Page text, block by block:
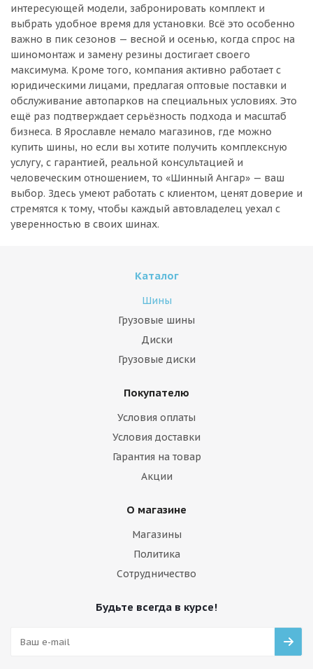
интересующей модели, забронировать комплект и
выбрать удобное время для установки. Всё это особенно
важно в пик сезонов — весной и осенью, когда спрос на
шиномонтаж и замену резины достигает своего
максимума. Кроме того, компания активно работает с
юридическими лицами, предлагая оптовые поставки и
обслуживание автопарков на специальных условиях. Это
ещё раз подтверждает серьёзность подхода и масштаб
бизнеса. В Ярославле немало магазинов, где можно
купить шины, но если вы хотите получить комплексную
услугу, с гарантией, реальной консультацией и
человеческим отношением, то «Шинный Ангар» — ваш
выбор. Здесь умеют работать с клиентом, ценят доверие и
стремятся к тому, чтобы каждый автовладелец уехал с
уверенностью в своих шинах.
Каталог
Шины
Грузовые шины
Диски
Грузовые диски
Покупателю
Условия оплаты
Условия доставки
Гарантия на товар
Акции
О магазине
Магазины
Политика
Сотрудничество
Будьте всегда в курсе!